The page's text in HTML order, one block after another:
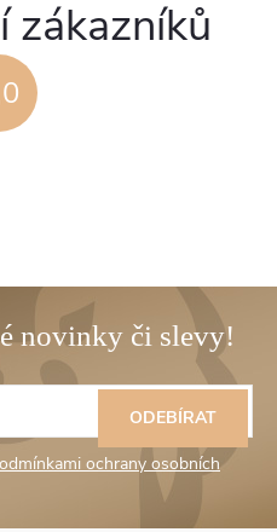
zákazníků
ochrany osobních
ODEBÍRAT